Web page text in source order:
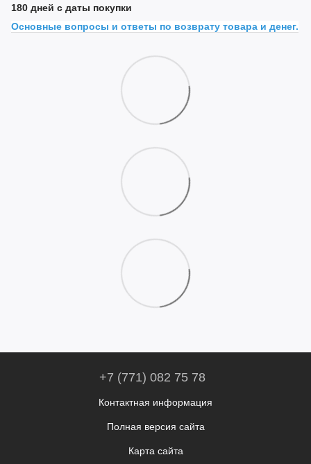
180 дней с даты покупки
Основные вопросы и ответы по возврату товара и денег.
+7 (771) 082 75 78
Контактная информация
Полная версия сайта
Карта сайта